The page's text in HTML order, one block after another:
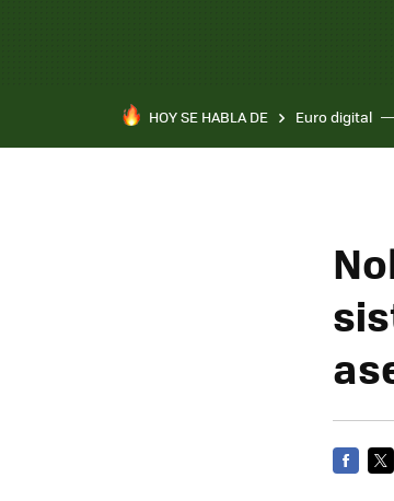
HOY SE HABLA DE Euro digital